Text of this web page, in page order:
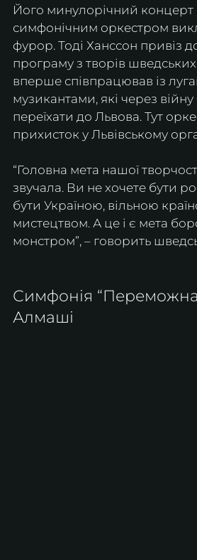
Його минулорічний концерт
симфонічним оркестром
фурор. Тоді Ханссон привіз
програму з творів
вперше співпрацював із
музикантами, які через
переїхати до Львова. Тут
прихисток у Львівському
“Головна мета нашої
звучала. Ви не хочете бути
бути Україною, вільною
мистецтвом. А це і є мета
монстром”, – говорить
Симфонія
Алмаші